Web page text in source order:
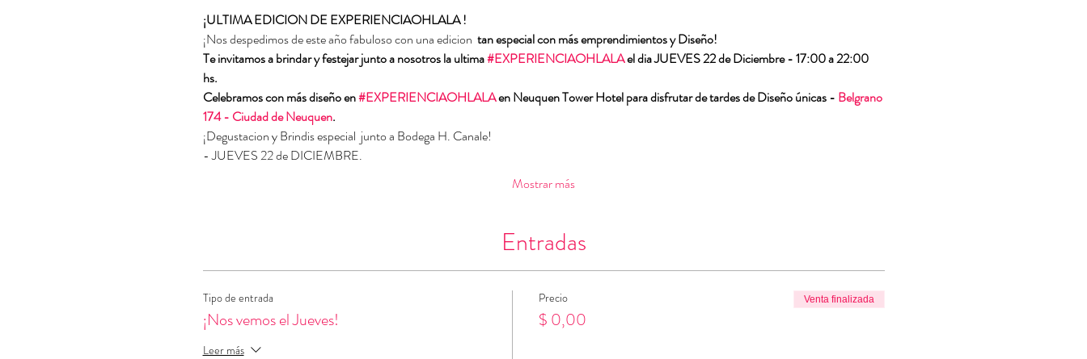
¡ULTIMA EDICION DE EXPERIENCIAOHLALA !
¡Nos despedimos de este año fabuloso con una edicion tan especial con más emprendimientos y Diseño!
Te invitamos a brindar y festejar junto a nosotros la ultima #EXPERIENCIAOHLALA el dia JUEVES 22 de Diciembre - 17:00 a 22:00
hs.
Celebramos con más diseño en #EXPERIENCIAOHLALA en Neuquen Tower Hotel para disfrutar de tardes de Diseño únicas - Belgrano
174 - Ciudad de Neuquen.
¡Degustacion y Brindis especial  junto a Bodega H. Canale!
- JUEVES 22 de DICIEMBRE.
Mostrar más
Entradas
Tipo de entrada
¡Nos vemos el Jueves!
Leer más
Precio
$ 0,00
Venta finalizada